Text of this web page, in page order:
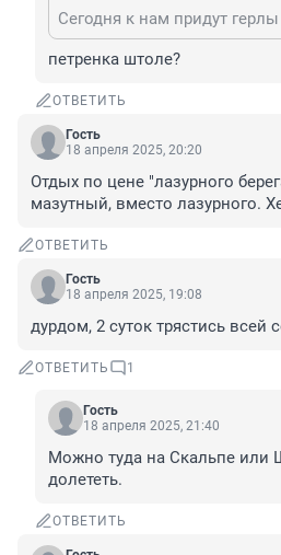
Сегодня к нам придут герлы
петренка штоле?
ОТВЕТИТЬ
Гость
18 апреля 2025, 20:20
Отдых по цене "лазурного
мазутный, вместо лазурного.
ОТВЕТИТЬ
Гость
18 апреля 2025, 19:08
дурдом, 2 суток трястись всей
ОТВЕТИТЬ 1
Гость
18 апреля 2025, 21:40
Можно туда на Скальпе или
долететь.
ОТВЕТИТЬ